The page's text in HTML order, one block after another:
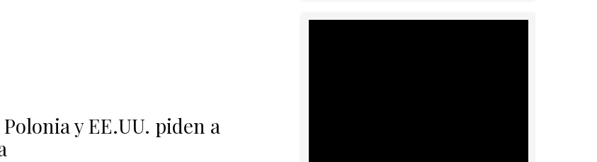
y EE.UU. piden a